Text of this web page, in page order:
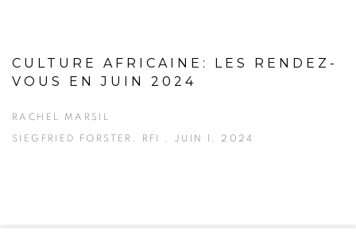
CULTURE AFRICAINE: LES RENDEZ-
VOUS EN JUIN 2024
RACHEL MARSIL
SIEGFRIED FORSTER, RFI , JUIN 1, 2024